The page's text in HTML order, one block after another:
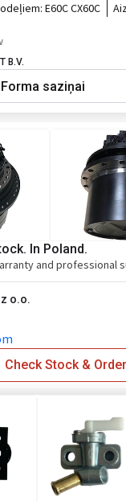
E60C CX60C
B.V.
Forma saziņai
In Poland.
and professional
z o.o.
Check Stock & Order